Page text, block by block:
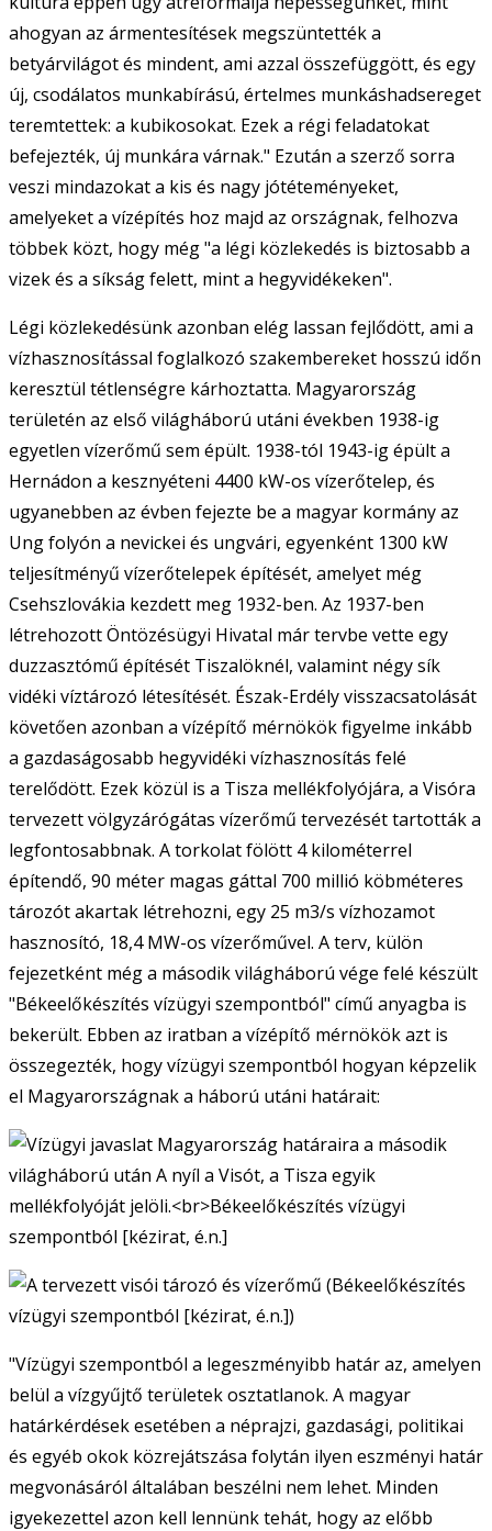
ahogyan az ármentesítések megszüntették a
betyárvilágot és mindent, ami azzal összefüggött, és egy
új, csodálatos munkabírású, értelmes munkáshadsereget
teremtettek: a kubikosokat. Ezek a régi feladatokat
befejezték, új munkára várnak." Ezután a szerző sorra
veszi mindazokat a kis és nagy jótéteményeket,
amelyeket a vízépítés hoz majd az országnak, felhozva
többek közt, hogy még "a légi közlekedés is biztosabb a
vizek és a síkság felett, mint a hegyvidékeken".
Légi közlekedésünk azonban elég lassan fejlődött, ami a
vízhasznosítással foglalkozó szakembereket hosszú időn
keresztül tétlenségre kárhoztatta. Magyarország
területén az első világháború utáni években 1938-ig
egyetlen vízerőmű sem épült. 1938-tól 1943-ig épült a
Hernádon a kesznyéteni 4400 kW-os vízerőtelep, és
ugyanebben az évben fejezte be a magyar kormány az
Ung folyón a nevickei és ungvári, egyenként 1300 kW
teljesítményű vízerőtelepek építését, amelyet még
Csehszlovákia kezdett meg 1932-ben. Az 1937-ben
létrehozott Öntözésügyi Hivatal már tervbe vette egy
duzzasztómű építését Tiszalöknél, valamint négy sík
vidéki víztározó létesítését. Észak-Erdély visszacsatolását
követően azonban a vízépítő mérnökök figyelme inkább
a gazdaságosabb hegyvidéki vízhasznosítás felé
terelődött. Ezek közül is a Tisza mellékfolyójára, a Visóra
tervezett völgyzárógátas vízerőmű tervezését tartották a
legfontosabbnak. A torkolat fölött 4 kilométerrel
építendő, 90 méter magas gáttal 700 millió köbméteres
tározót akartak létrehozni, egy 25 m3/s vízhozamot
hasznosító, 18,4 MW-os vízerőművel. A terv, külön
fejezetként még a második világháború vége felé készült
"Békeelőkészítés vízügyi szempontból" című anyagba is
bekerült. Ebben az iratban a vízépítő mérnökök azt is
összegezték, hogy vízügyi szempontból hogyan képzelik
el Magyarországnak a háború utáni határait:
"Vízügyi szempontból a legeszményibb határ az, amelyen
belül a vízgyűjtő területek osztatlanok. A magyar
határkérdések esetében a néprajzi, gazdasági, politikai
és egyéb okok közrejátszása folytán ilyen eszményi határ
megvonásáról általában beszélni nem lehet. Minden
igyekezettel azon kell lennünk tehát, hogy az előbb